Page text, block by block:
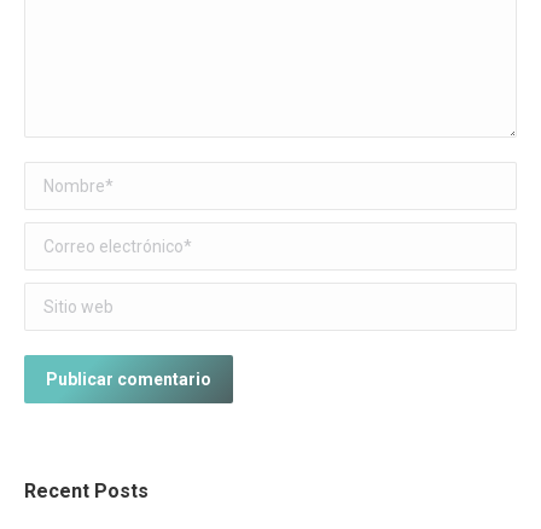
Nombre *
Correo electrónico *
Sitio web
Publicar comentario
Recent Posts